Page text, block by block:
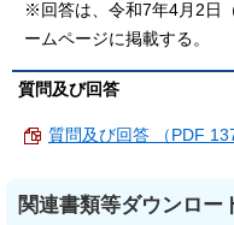
※回答は、令和7年4月2日
ームページに掲載する。
質問及び回答
質問及び回答 （PDF
関連書類等ダウンロー